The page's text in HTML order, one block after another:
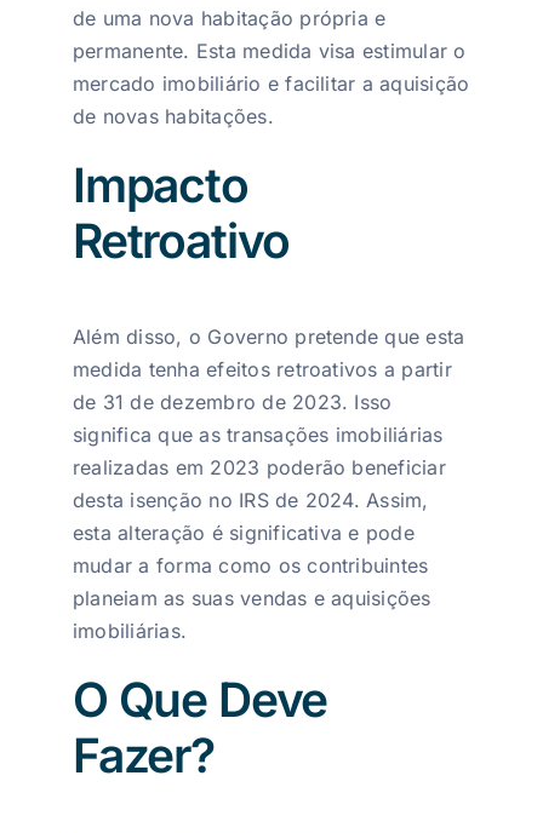
de uma nova habitação própria e
permanente. Esta medida visa estimular o
mercado imobiliário e facilitar a aquisição
de novas habitações.
Impacto
Retroativo
Além disso, o Governo pretende que esta
medida tenha efeitos retroativos a partir
de 31 de dezembro de 2023. Isso
significa que as transações imobiliárias
realizadas em 2023 poderão beneficiar
desta isenção no IRS de 2024. Assim,
esta alteração é significativa e pode
mudar a forma como os contribuintes
planeiam as suas vendas e aquisições
imobiliárias.
O Que Deve
Fazer?